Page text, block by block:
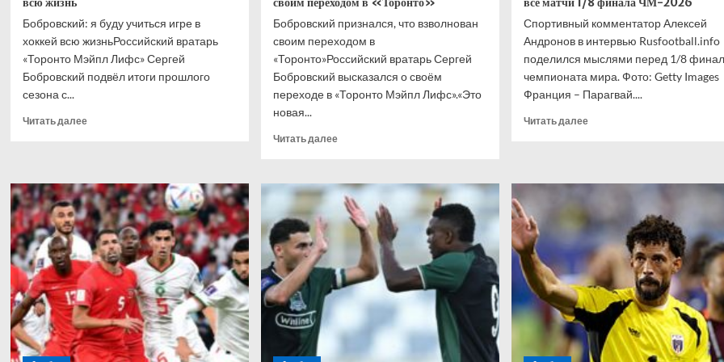
Бобровский: я буду учиться игре в
хоккей всю жизньРоссийский вратарь
«Торонто Мэйпл Лифс» Сергей
Бобровский подвёл итоги прошлого
сезона с...
Читать далееПрочитать
буду
учиться
игре
в
хоккей
всю
жизнь
Бобровский признался, что взволнован
своим переходом в
«Торонто»Российский вратарь Сергей
Бобровский высказался о своём
переходе в «Торонто Мэйпл Лифс».«Это
новая...
Читать далееПрочитать
Бобровский
признался,
что
взволнован
своим
переходом
в
«Торонто»
Спортивный комментатор Алексей
Андронов в интервью Rusfootball.info
поделился мыслями перед 1/8
чемпионата мира. Фото: Getty Images
Франция – Парагвай....
Читать далееПрочитать
прогноз
на
все
матчи
1/8
финала
ЧМ-2026